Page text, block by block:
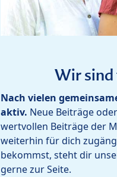
Wir sind
Nach vielen
aktiv. Neue Beiträge
wertvollen Beiträge der
weiterhin für dich
bekommst, steht dir
gerne zur Seite.